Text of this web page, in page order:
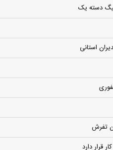
دسته یک
استانی
تفرش
قرار دارد